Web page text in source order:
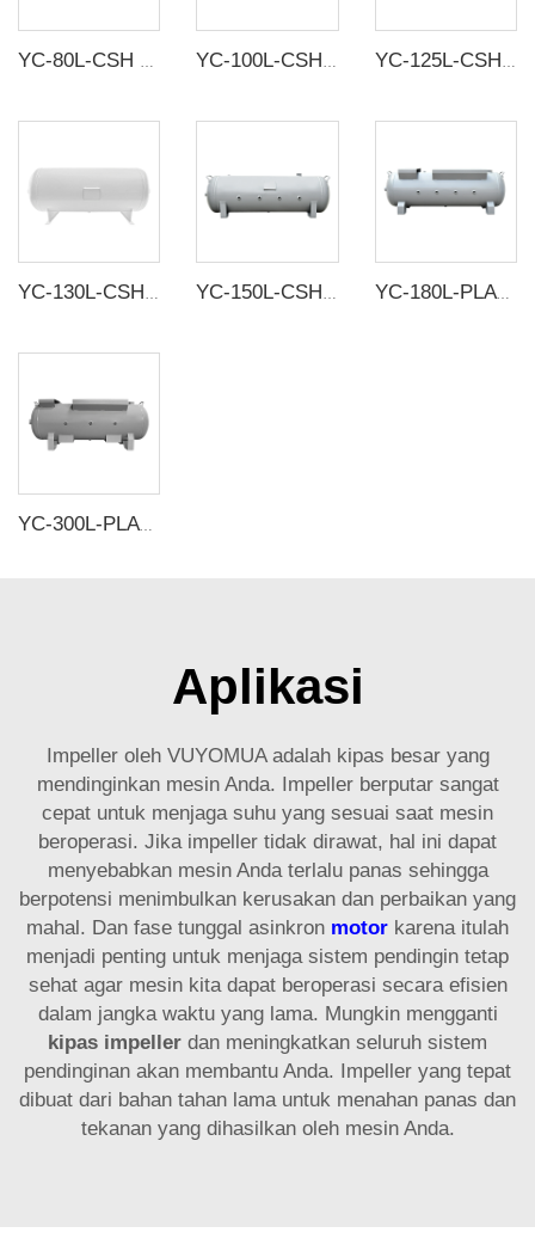
YC-130L-CSH 8.4bar Tangki penyimpanan udara horisontal baja karbon tanpa sambungan YC-150L-CSH putih/abu-abu 12bar Baja karbon tangki penyimpanan udara horisontal tanpa sambungan tangki udara YC-180L-PLATH-CSH 12bar Tangki penyimpanan udara horisontal seamless baja karbon
YC-300L-PLATH-CSH 12bar Tangki penyimpanan udara horisontal seamless baja karbon
Aplikasi
Impeller oleh VUYOMUA adalah kipas besar yang
mendinginkan mesin Anda. Impeller berputar sangat
cepat untuk menjaga suhu yang sesuai saat mesin
beroperasi. Jika impeller tidak dirawat, hal ini dapat
menyebabkan mesin Anda terlalu panas sehingga
berpotensi menimbulkan kerusakan dan perbaikan yang
mahal. Dan fase tunggal asinkron motor karena itulah
menjadi penting untuk menjaga sistem pendingin tetap
sehat agar mesin kita dapat beroperasi secara efisien
dalam jangka waktu yang lama. Mungkin mengganti
kipas impeller dan meningkatkan seluruh sistem
pendinginan akan membantu Anda. Impeller yang tepat
dibuat dari bahan tahan lama untuk menahan panas dan
tekanan yang dihasilkan oleh mesin Anda.